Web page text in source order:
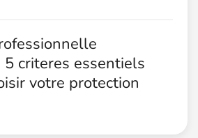
criteres essentiels
votre protection